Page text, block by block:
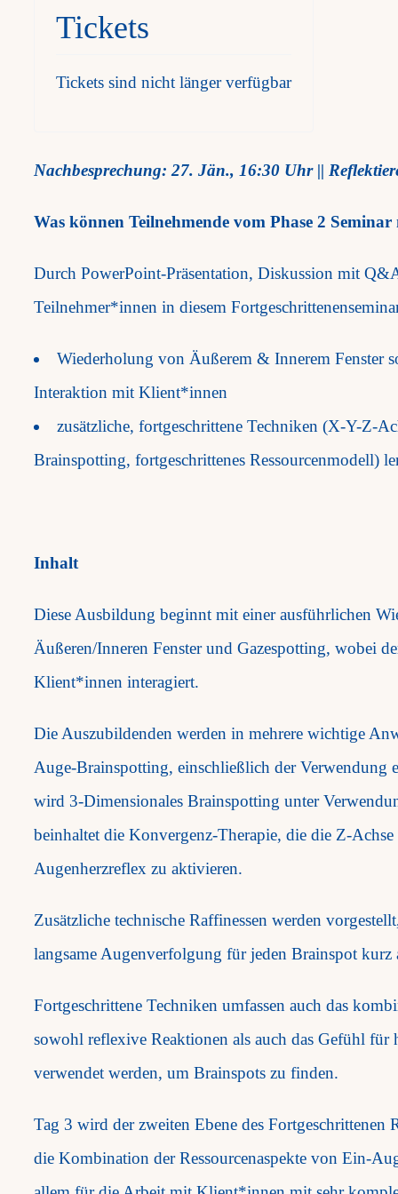
Tickets
Tickets sind nicht länger verfügbar
Nachbesprechung: 27. Jän., 16:30 Uhr ||
Was können Teilnehmende vom Phase 2 Seminar
Durch PowerPoint-Präsentation, Diskussion mit
Teilnehmer*innen in diesem
Wiederholung von Äußerem & Innerem Fenster
Interaktion mit Klient*innen
zusätzliche, fortgeschrittene Techniken (X-Y-Z-
Brainspotting, fortgeschrittenes Ressourcenmodell)
Inhalt
Diese Ausbildung beginnt mit einer ausführlichen
Äußeren/Inneren Fenster und Gazespotting, wobei
Klient*innen interagiert.
Die Auszubildenden werden in mehrere wichtige
Auge-Brainspotting, einschließlich der
wird 3-Dimensionales Brainspotting unter
beinhaltet die Konvergenz-Therapie, die die Z-
Augenherzreflex zu aktivieren.
Zusätzliche technische Raffinessen werden
langsame Augenverfolgung für jeden Brainspot kurz
Fortgeschrittene Techniken umfassen auch das
sowohl reflexive Reaktionen als auch das Gefühl
verwendet werden, um Brainspots zu finden.
Tag 3 wird der zweiten Ebene des Fortgeschrittenen
die Kombination der Ressourcenaspekte von Ein-